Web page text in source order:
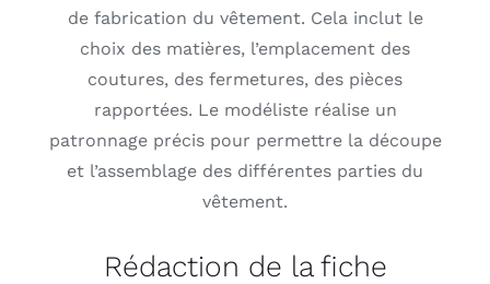
de fabrication du vêtement. Cela inclut le
choix des matières, l’emplacement des
coutures, des fermetures, des pièces
rapportées. Le modéliste réalise un
patronnage précis pour permettre la découpe
et l’assemblage des différentes parties du
vêtement.
Rédaction de la fiche